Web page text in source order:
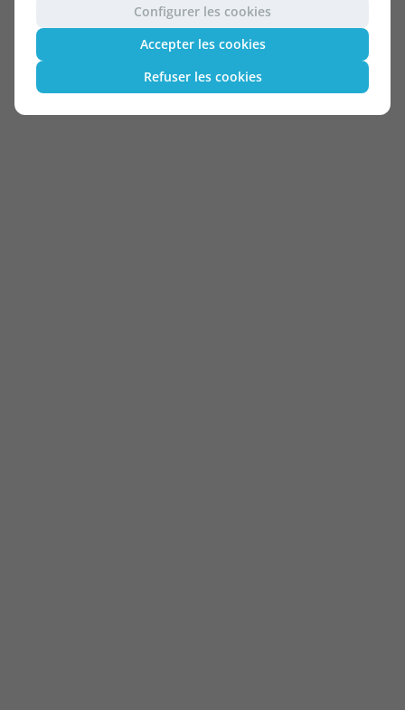
Configurer les cookies
Accepter les cookies
Refuser les cookies